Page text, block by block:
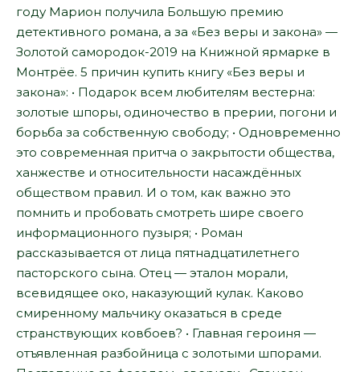
году Марион получила Большую премию
детективного романа, а за «Без веры и закона» —
Золотой самородок-2019 на Книжной ярмарке в
Монтрёе. 5 причин купить книгу «Без веры и
закона»: • Подарок всем любителям вестерна:
золотые шпоры, одиночество в прерии, погони и
борьба за собственную свободу; • Одновременно
это современная притча о закрытости общества,
ханжестве и относительности насаждённых
обществом правил. И о том, как важно это
помнить и пробовать смотреть шире своего
информационного пузыря; • Роман
рассказывается от лица пятнадцатилетнего
пасторского сына. Отец — эталон морали,
всевидящее око, наказующий кулак. Каково
смиренному мальчику оказаться в среде
странствующих ковбоев? • Главная героиня —
отъявленная разбойница с золотыми шпорами.